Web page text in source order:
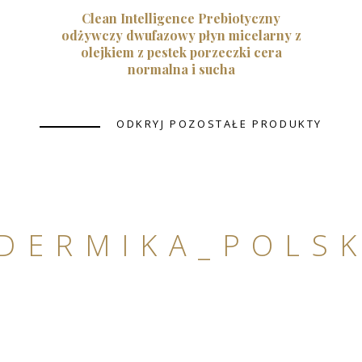
Clean Intelligence Prebiotyczny
odżywczy dwufazowy płyn micelarny z
olejkiem z pestek porzeczki cera
normalna i sucha
ODKRYJ POZOSTAŁE PRODUKTY